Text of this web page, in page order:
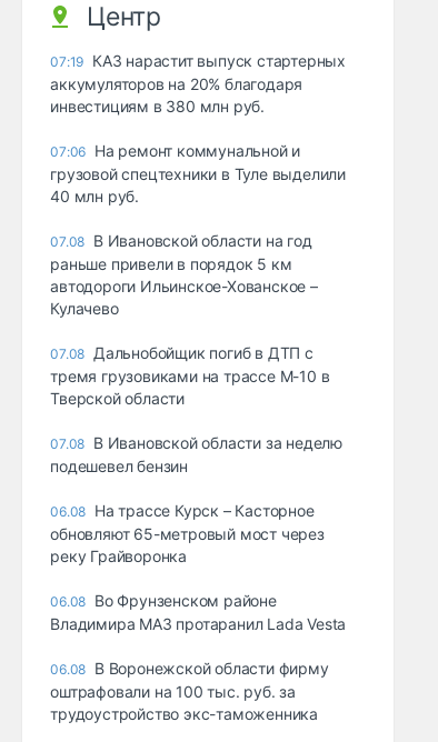
Центр
07:19 КАЗ нарастит выпуск стартерных
аккумуляторов на 20% благодаря
инвестициям в 380 млн руб.
07:06 На ремонт коммунальной и
грузовой спецтехники в Туле выделили
40 млн руб.
07.08 В Ивановской области на год
раньше привели в порядок 5 км
автодороги Ильинское-Хованское –
Кулачево
07.08 Дальнобойщик погиб в ДТП с
тремя грузовиками на трассе М-10 в
Тверской области
07.08 В Ивановской области за неделю
подешевел бензин
06.08 На трассе Курск – Касторное
обновляют 65-метровый мост через
реку Грайворонка
06.08 Во Фрунзенском районе
Владимира МАЗ протаранил Lada Vesta
06.08 В Воронежской области фирму
оштрафовали на 100 тыс. руб. за
трудоустройство экс-таможенника